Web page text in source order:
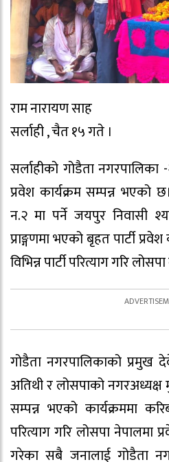
राम नारायण साह
सर्लाही , चैत १५ गते ।
सर्लाहीको गोडैता नगरपालिका
प्रवेश कार्यक्रम सम्पन्न भएको
न.२ मा पर्ने जयपुर निवासी
प्राङ्गणमा भएको बृहत पार्टी
विभिन्न पार्टी परित्याग गरि
गोडैता नगरपालिकाको प्रमुख
अतिथी र लोसपाको
सम्पन्न भएको कार्यक्रममा
परित्याग गरि लोसपा नेपालमा
गरेका सबै जनालाई गोडैता